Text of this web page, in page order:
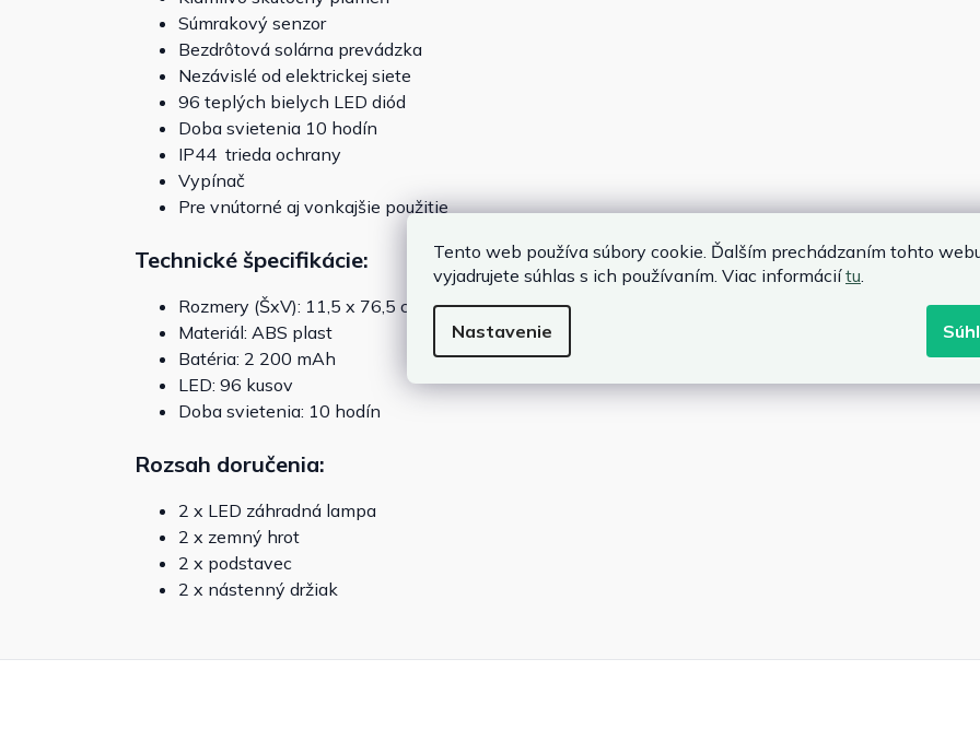
Tento web používa súbory cookie. Ďalším prechádzaním tohto
vyjadrujete súhlas s ich používaním. Viac informáciítu
Nastavenie
Súmrakový senzor
Bezdrôtová solárna prevádzka
Nezávislé od elektrickej siete
96 teplých bielych LED diód
Doba svietenia 10 hodín
IP44 trieda ochrany
Vypínač
Pre vnútorné aj vonkajšie použitie
Technické špecifikácie:
Rozmery (ŠxV): 11,5 x 76,5 cm
Materiál: ABS plast
Batéria: 2 200 mAh
LED: 96 kusov
Doba svietenia: 10 hodín
Rozsah doručenia:
2 x LED záhradná lampa
2 x zemný hrot
2 x podstavec
2 x nástenný držiak